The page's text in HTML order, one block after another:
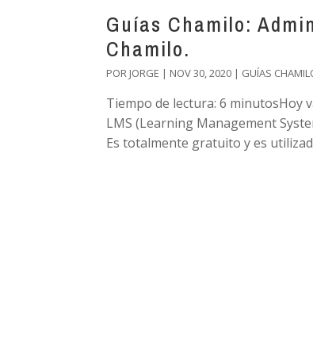
Guías Chamilo:
Chamilo.
POR JORGE | NOV 30, 2020 | GUÍAS
Tiempo de lectura: 6 minutosHoy
LMS (Learning Management
Es totalmente gratuito y es